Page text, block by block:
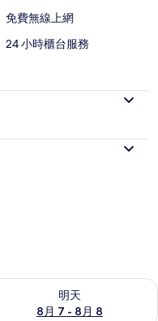
免費無線上網
24 小時櫃台服務
明天
8月 7 - 8月 8
明天 (8月 7 - 8月 8) 的供